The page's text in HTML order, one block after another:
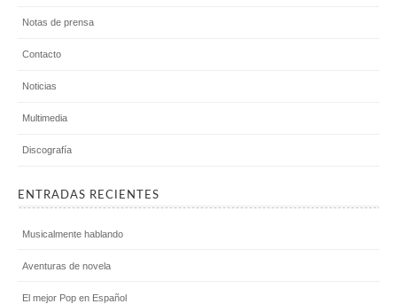
Notas de prensa
Contacto
Noticias
Multimedia
Discografía
ENTRADAS RECIENTES
Musicalmente hablando
Aventuras de novela
El mejor Pop en Español